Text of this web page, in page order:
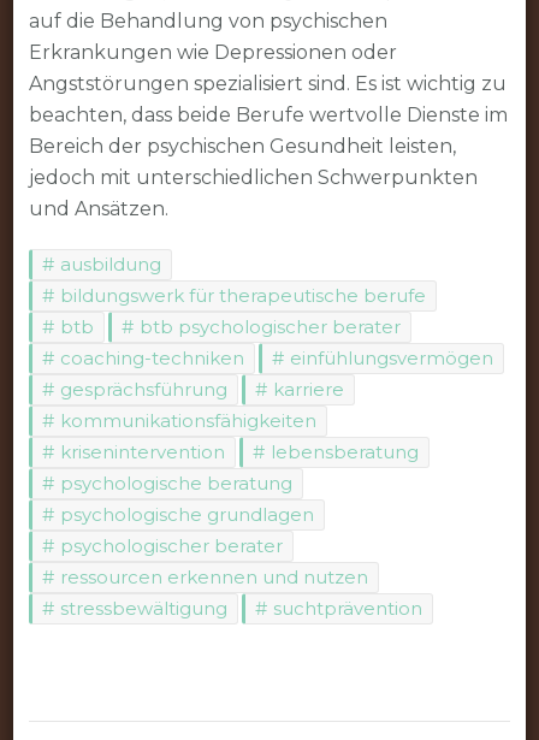
auf die Behandlung von psychischen
Erkrankungen wie Depressionen oder
Angststörungen spezialisiert sind. Es ist wichtig zu
beachten, dass beide Berufe wertvolle Dienste im
Bereich der psychischen Gesundheit leisten,
jedoch mit unterschiedlichen Schwerpunkten
und Ansätzen.
ausbildung
bildungswerk für therapeutische berufe
btb
btb psychologischer berater
coaching-techniken
einfühlungsvermögen
gesprächsführung
karriere
kommunikationsfähigkeiten
krisenintervention
lebensberatung
psychologische beratung
psychologische grundlagen
psychologischer berater
ressourcen erkennen und nutzen
stressbewältigung
suchtprävention